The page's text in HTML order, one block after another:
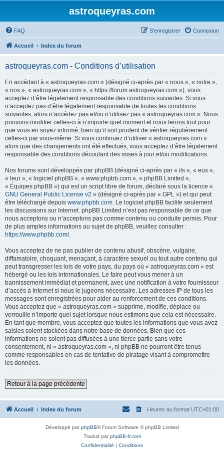
astroqueyras.com
FAQ Connexion
S’enregistrer
Accueil Index du forum
astroqueyras.com - Conditions d’utilisation
En accédant à « astroqueyras.com » (désigné ci-après par « nous », « notre »,
« nos », « astroqueyras.com », « https://forum.astroqueyras.com »), vous
acceptez d’être légalement responsable des conditions suivantes. Si vous
n’acceptez pas d’être légalement responsable de toutes les conditions
suivantes, alors n’accédez pas et/ou n’utilisez pas « astroqueyras.com ». Nous
pouvons modifier celles-ci à n’importe quel moment et nous ferons tout pour
que vous en soyez informé, bien qu’il soit prudent de vérifier régulièrement
celles-ci par vous-même. Si vous continuez d’utiliser « astroqueyras.com »
alors que des changements ont été effectués, vous acceptez d’être légalement
responsable des conditions découlant des mises à jour et/ou modifications.
Nos forums sont développés par phpBB (désigné ci-après par « ils », « eux »,
« leur », « logiciel phpBB », « www.phpbb.com », « phpBB Limited »,
« Équipes phpBB ») qui est un script libre de forum, déclaré sous la licence «
GNU General Public License v2 » (désigné ci-après par « GPL ») et qui peut
être téléchargé depuis www.phpbb.com. Le logiciel phpBB facilite seulement
les discussions sur Internet. phpBB Limited n’est pas responsable de ce que
nous acceptons ou n’acceptons pas comme contenu ou conduite permis. Pour
de plus amples informations au sujet de phpBB, veuillez consulter :
https://www.phpbb.com/.
Vous acceptez de ne pas publier de contenu abusif, obscène, vulgaire,
diffamatoire, choquant, menaçant, à caractère sexuel ou tout autre contenu qui
peut transgresser les lois de votre pays, du pays où « astroqueyras.com » est
hébergé ou les lois internationales. Le faire peut vous mener à un
bannissement immédiat et permanent, avec une notification à votre fournisseur
d’accès à Internet si nous le jugeons nécessaire. Les adresses IP de tous les
messages sont enregistrées pour aider au renforcement de ces conditions.
Vous acceptez que « astroqueyras.com » supprime, modifie, déplace ou
verrouille n’importe quel sujet lorsque nous estimons que cela est nécessaire.
En tant que membre, vous acceptez que toutes les informations que vous avez
saisies soient stockées dans notre base de données. Bien que ces
informations ne soient pas diffusées à une tierce partie sans votre
consentement, ni « astroqueyras.com », ni phpBB ne pourront être tenus
comme responsables en cas de tentative de piratage visant à compromettre
les données.
Retour à la page précédente
Accueil Index du forum Heures au format UTC+01:00
Développé parphpBB® Forum Software © phpBB Limited
Traduit parphpBB-fr.com
Confidentialité | Conditions